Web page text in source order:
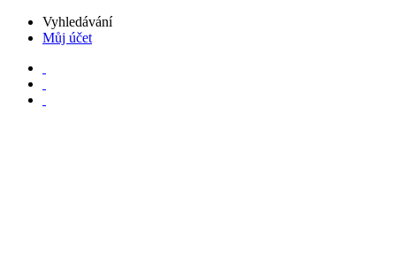
Vyhledávání
Můj účet